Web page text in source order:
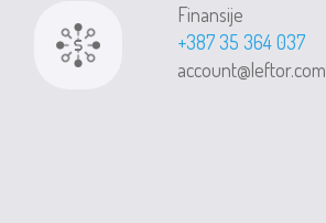
Finansije
+387 35 364 037
account@leftor.com